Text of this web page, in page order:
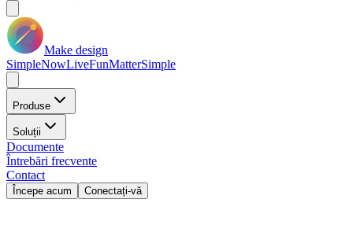
Make design
SimpleNowLiveFunMatterSimple
Produse
Soluții
Documente
Întrebări frecvente
Contact
Începe acum Conectați-vă